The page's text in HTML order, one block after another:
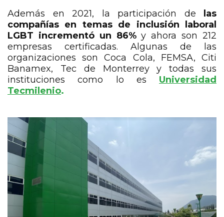
Además en 2021, la participación de
las
compañías en temas de inclusión laboral
LGBT incrementó un 86%y ahora son 212
empresas certificadas. Algunas de las
organizaciones son Coca Cola, FEMSA, Citi
Banamex, Tec de Monterrey y todas sus
instituciones como lo es Universidad
Tecmilenio.